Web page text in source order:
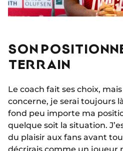
SON
TERRAIN
Le coach fait ses choix,
concerne, je serai toujours
fond peu importe ma
quelque soit la situation.
du plaisir aux fans avant